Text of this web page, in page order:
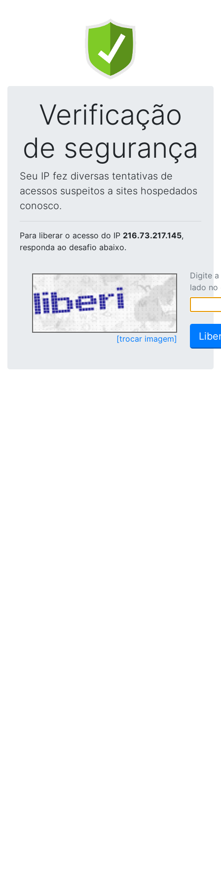
Verificação
de segurança
Seu IP fez diversas tentativas de
acessos suspeitos a sites hospedados
conosco.
Para liberar o acesso do IP 216.73.217.145,
responda ao desafio abaixo.
[trocar imagem]
Digite
lado no